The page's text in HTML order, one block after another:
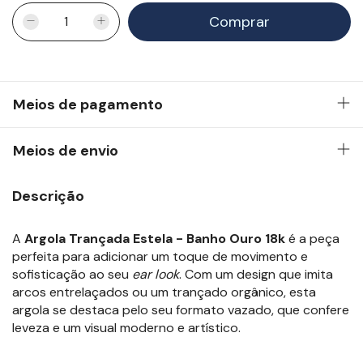
Meios de pagamento
Meios de envio
Descrição
A Argola Trançada Estela - Banho Ouro 18ké a peça
perfeita para adicionar um toque de movimento e
sofisticação ao seu ear look. Com um design que imita
arcos entrelaçados ou um trançado orgânico, esta
argola se destaca pelo seu formato vazado, que confere
leveza e um visual moderno e artístico.